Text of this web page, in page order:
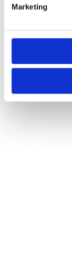
Marketing